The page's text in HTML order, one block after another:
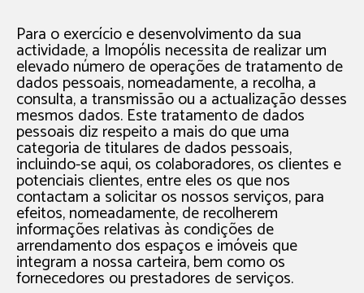
Para o exercício e desenvolvimento da sua
actividade, a Imopólis necessita de realizar um
elevado número de operações de tratamento de
dados pessoais, nomeadamente, a recolha, a
consulta, a transmissão ou a actualização desses
mesmos dados. Este tratamento de dados
pessoais diz respeito a mais do que uma
categoria de titulares de dados pessoais,
incluindo-se aqui, os colaboradores, os clientes e
potenciais clientes, entre eles os que nos
contactam a solicitar os nossos serviços, para
efeitos, nomeadamente, de recolherem
informações relativas às condições de
arrendamento dos espaços e imóveis que
integram a nossa carteira, bem como os
fornecedores ou prestadores de serviços.